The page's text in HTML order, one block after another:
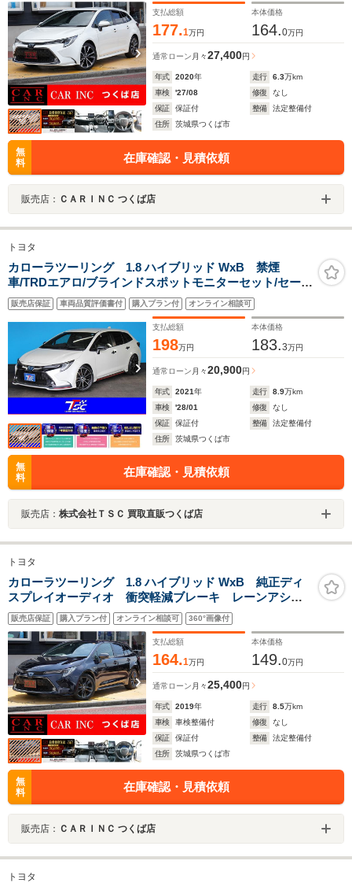
クリアランスソナー シートヒーター
支払総額
177.1万円
本体価格
164.0万円
通常ローン 月々27,400円
年式 2020年 走行 6.3万km
車検
'27/08 修復
なし
保証
保証付 整備
法定整備付
住所
茨城県つくば市
無
料
在庫確認・見積依頼
販売店： ＣＡＲＩＮＣ つくば店
トヨタ
カローラツーリング 1.8 ハイブリッド WxB 禁煙
車/TRDエアロ/ブラインドスポットモニターセット/セーフ
ティセンス/純正9インチナビ/ローダウン/ドライブレコー
ダー/社外18インチアルミホイール/アダクティブクルーズ
コントロール
販売店保証 車両品質評価書付 購入プラン付 オンライン相談可
支払総額
198万円
本体価格
183.3万円
通常ローン 月々20,900円
年式 2021年 走行 8.9万km
車検
'28/01 修復
なし
保証
保証付 整備
法定整備付
住所
茨城県つくば市
無
料
在庫確認・見積依頼
販売店： 株式会社ＴＳＣ 買取直販つくば店
トヨタ
カローラツーリング 1.8 ハイブリッド WxB 純正ディ
スプレイオーディオ 衝突軽減ブレーキ レーンアシス
ト レーダークルーズコントロール クリアランスソナ
ー ブラインドスポット フルセグ Bluetooth バック
カメラ ハーフレザーシート
販売店保証 購入プラン付 オンライン相談可 360°画像付
支払総額
164.1万円
本体価格
149.0万円
通常ローン 月々25,400円
年式 2019年 走行 8.5万km
車検
車検整備付 修復
なし
保証
保証付 整備
法定整備付
住所
茨城県つくば市
無
料
在庫確認・見積依頼
販売店： ＣＡＲＩＮＣ つくば店
トヨタ